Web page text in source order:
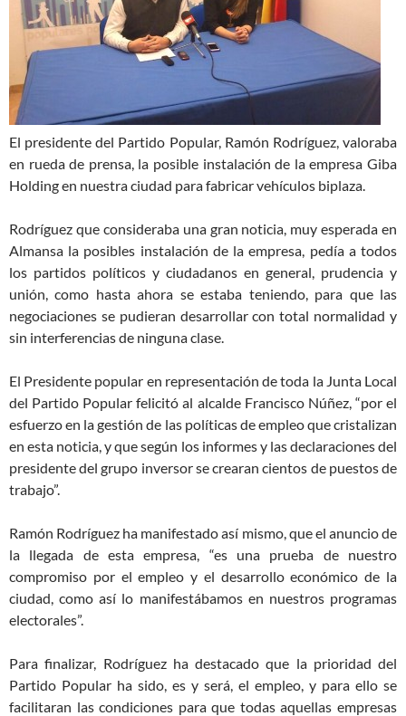
El presidente del Partido Popular, Ramón Rodríguez, valoraba
en rueda de prensa, la posible instalación de la empresa Giba
Holding en nuestra ciudad para fabricar vehículos biplaza.
Rodríguez que consideraba una gran noticia, muy esperada en
Almansa la posibles instalación de la empresa, pedía a todos
los partidos políticos y ciudadanos en general, prudencia y
unión, como hasta ahora se estaba teniendo, para que las
negociaciones se pudieran desarrollar con total normalidad y
sin interferencias de ninguna clase.
El Presidente popular en representación de toda la Junta Local
del Partido Popular felicitó al alcalde Francisco Núñez, “por el
esfuerzo en la gestión de las políticas de empleo que cristalizan
en esta noticia, y que según los informes y las declaraciones del
presidente del grupo inversor se crearan cientos de puestos de
trabajo”.
Ramón Rodríguez ha manifestado así mismo, que el anuncio de
la llegada de esta empresa, “es una prueba de nuestro
compromiso por el empleo y el desarrollo económico de la
ciudad, como así lo manifestábamos en nuestros programas
electorales”.
Para finalizar, Rodríguez ha destacado que la prioridad del
Partido Popular ha sido, es y será, el empleo, y para ello se
facilitaran las condiciones para que todas aquellas empresas